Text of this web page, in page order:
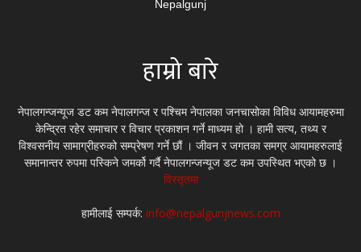
हाम्रो बारे
नेपालगन्जन्यूज डट कम नेपालगन्ज र पश्चिम नेपालका जनचासोका विविध आयामहरुमा
केन्द्रित रहेर समाचार र विचार प्रकाशन गर्ने माध्यम हो । हामी सत्य, तथ्य र
विश्वसनीय सामाग्रीहरुको सम्प्रेषण गर्ने छौं । जीवन र जगतका समग्र आयामहरुलाई
समानान्तर रुपमा पस्किने जमर्को गर्दै नेपालगन्जन्यूज डट कम उपस्थित भएको छ ।
विस्तृतमा
हामीलाई सम्पर्क: info@nepalgunjnews.com